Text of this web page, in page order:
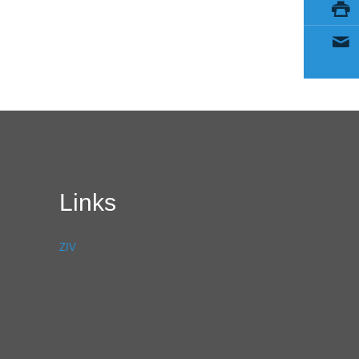
Links
ZIV